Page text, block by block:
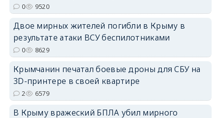
0 9520
Двое мирных жителей погибли в Крыму в
результате атаки ВСУ беспилотниками
0 8629
Крымчанин печатал боевые дроны для СБУ на
3D-принтере в своей квартире
2 6579
В Крыму вражеский БПЛА убил мирного